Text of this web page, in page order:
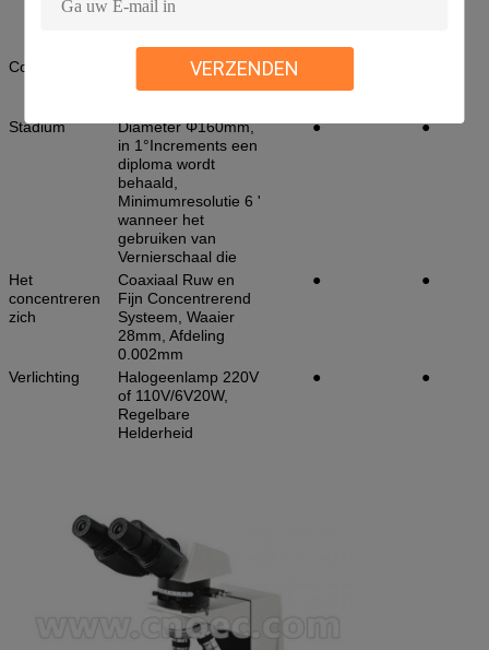
VERZENDEN
op de Bovenkant
gevestigd
Condensator
De Condensator van
N.A.1.25 Abbe met
Stadium
Diameter Φ160mm,
in 1°Increments een
diploma wordt
behaald,
Minimumresolutie 6 '
wanneer het
gebruiken van
Vernierschaal die
● ●
Het
concentreren
zich
Coaxiaal Ruw en
Fijn Concentrerend
Systeem, Waaier
28mm, Afdeling
0.002mm
● ●
Verlichting
Halogeenlamp 220V
of 110V/6V20W,
Regelbare
Helderheid
● ●